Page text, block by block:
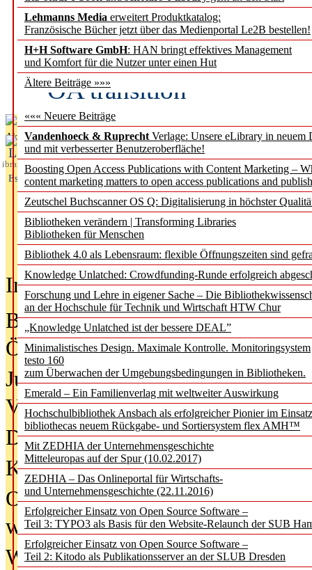
Lehmanns Media erweitert Produktkatalog:
Französische Bücher jetzt über das Medienportal Le2B bestellen!
H+H Software GmbH: HAN bringt effektives Management
und Komfort für die Nutzer unter einen Hut
Ältere Beiträge »»»
««« Neuere Beiträge
Vandenhoeck & Ruprecht Verlage: Unsere eLibrary in neuem
und mit verbesserter Benutzeroberfläche!
Boosting Open Access Publications with Content Marketing –
content marketing matters to open access publications and
Zeutschel Buchscanner OS Q: Digitalisierung in höchster
Bibliotheken verändern | Transforming Libraries
Bibliotheken für Menschen
Bibliothek 4.0 als Lebensraum: flexible Öffnungszeiten sind
Knowledge Unlatched: Crowdfunding-Runde erfolgreich
Forschung und Lehre in eigener Sache – Die
an der Hochschule für Technik und Wirtschaft HTW Chur
„Knowledge Unlatched ist der bessere DEAL”
Minimalistisches Design. Maximale Kontrolle. Monitoringsystem
testo 160
zum Überwachen der Umgebungsbedingungen in Bibliotheken.
Emerald – Ein Familienverlag mit weltweiter Auswirkung
Hochschulbibliothek Ansbach als erfolgreicher Pionier im
bibliothecas neuem Rückgabe- und Sortiersystem flex AMH™
Mit ZEDHIA der Unternehmensgeschichte
Mitteleuropas auf der Spur (10.02.2017)
ZEDHIA – Das Onlineportal für Wirtschafts-
und Unternehmensgeschichte (22.11.2016)
Erfolgreicher Einsatz von Open Source Software –
Teil 3: TYPO3 als Basis für den Website-Relaunch der SUB
Erfolgreicher Einsatz von Open Source Software –
Teil 2: Kitodo als Publikationsserver an der SLUB Dresden
Fifth Open Access
transformative
OA transition
Aktuelles aus
L
ibrary
Essentials
In der Ausgabe05/2026(Juni/Juli
Bürgerforum fordert mehr
Öffentlichkeit
Jugendliche wollen besseren
Verbote
Digitale Langzeit­archi­vierung
KI-Chatbots werden Teil der
Offene Infrastrukturen für
wissenschaftliche
Warum die Debatte über KI-Texte